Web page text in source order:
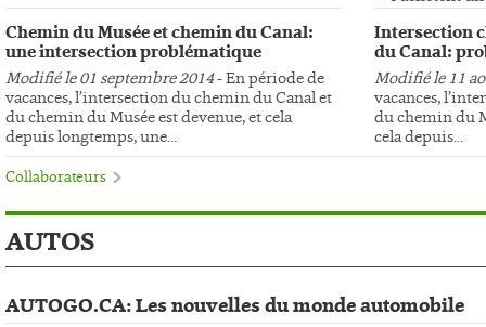
Chemin du Musée et chemin du Canal:
une intersection problématique
Modifié le 01 septembre 2014- En période de
vacances, l’intersection du chemin du Canal et
du chemin du Musée est devenue, et cela
depuis longtemps, une...
Intersection
du Canal:
Modifié le 11
vacances,
du chemin du
cela depuis...
Collaborateurs
AUTOS
AUTOGO.CA: Les nouvelles du monde automobile